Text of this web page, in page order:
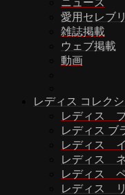
愛用セレブ
雑誌掲載
ウェブ掲載
動画
レディス コレク
レディス
レディス
レディス
レディス
レディス
レディス